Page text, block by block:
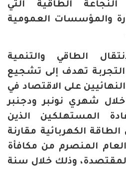
الطاقية التي
والمؤسسات العمومية
الطاقي والتنمية
تهدف إلى تشجيع
على الاقتصاد في
شهري نونبر ودجنبر
المستهلكين الذين
الكهربائية مقارنة
المنصرم من مكافأة
وذلك خلال سنة